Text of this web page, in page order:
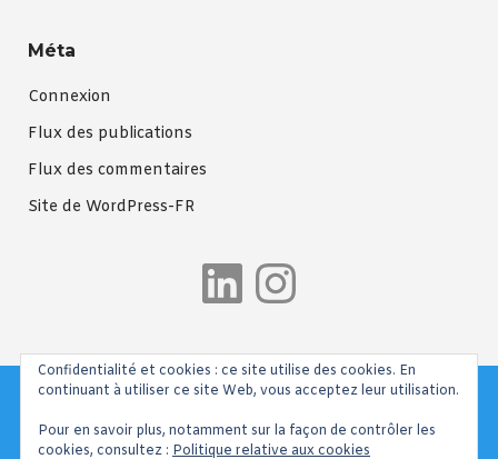
Méta
Connexion
Flux des publications
Flux des commentaires
Site de WordPress-FR
LinkedIn
Confidentialité et cookies : ce site utilise des cookies. En
continuant à utiliser ce site Web, vous acceptez leur utilisation.
Pour en savoir plus, notamment sur la façon de contrôler les
cookies, consultez : Politique relative aux cookies